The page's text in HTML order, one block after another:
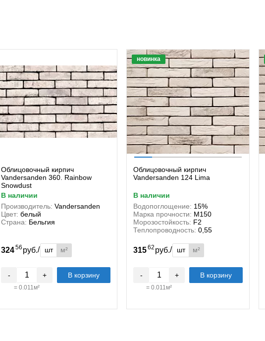
Облицовочный кирпич
Vandersanden 360. Rainbow
Snowdust
в наличии
Производитель: Vandersanden
Цвет: белый
Страна: Бельгия
32456руб./ шт м²
- +
= 0.011м²
В корзину
новинка
Облицовочный кирпич
Vandersanden 124 Lima
в наличии
Водопоглощение: 15%
Марка прочности: М150
Морозостойкость: F2
Теплопроводность: 0,55
31562руб./ шт м²
- +
= 0.011м²
В корзину